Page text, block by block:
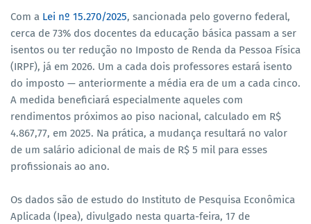
Com a Lei nº 15.270/2025, sancionada pelo governo federal,
cerca de 73% dos docentes da educação básica passam a ser
isentos ou ter redução no Imposto de Renda da Pessoa Física
(IRPF), já em 2026. Um a cada dois professores estará isento
do imposto — anteriormente a média era de um a cada cinco.
A medida beneficiará especialmente aqueles com
rendimentos próximos ao piso nacional, calculado em R$
4.867,77, em 2025. Na prática, a mudança resultará no valor
de um salário adicional de mais de R$ 5 mil para esses
profissionais ao ano.
Os dados são de estudo do Instituto de Pesquisa Econômica
Aplicada (Ipea), divulgado nesta quarta-feira, 17 de